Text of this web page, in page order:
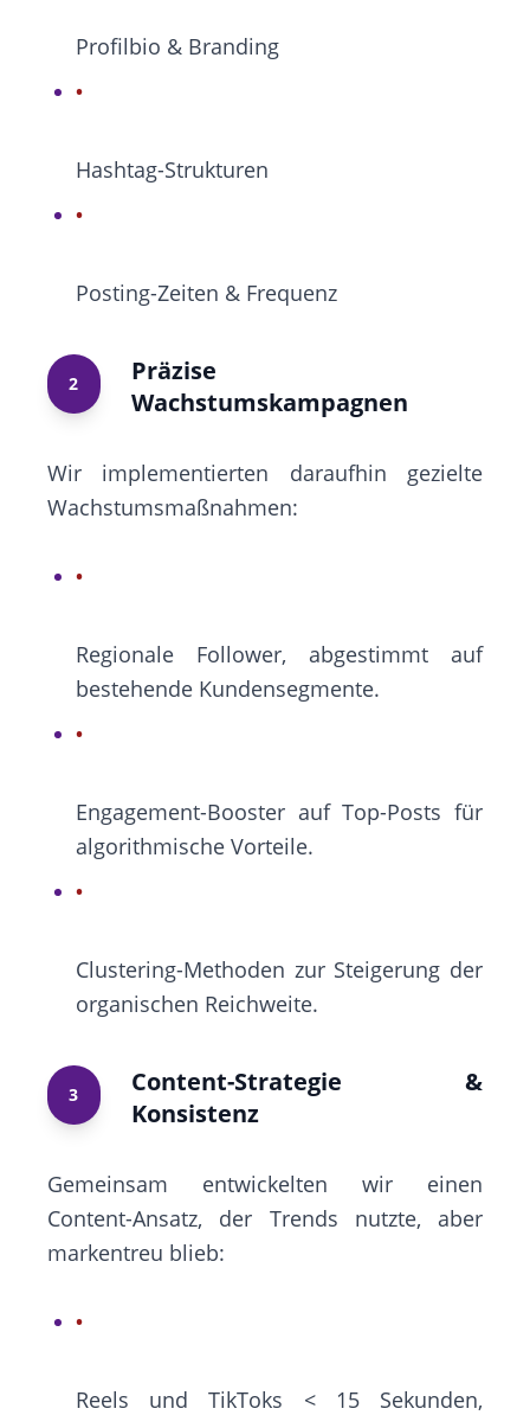
Profilbio & Branding
Hashtag-Strukturen
Posting-Zeiten & Frequenz
2
Präzise
Wachstumskampagnen
Wir implementierten daraufhin gezielte
Wachstumsmaßnahmen:
Regionale Follower, abgestimmt auf
bestehende Kundensegmente.
Engagement-Booster auf Top-Posts für
algorithmische Vorteile.
Clustering-Methoden zur Steigerung der
organischen Reichweite.
3
Content-Strategie &
Konsistenz
Gemeinsam entwickelten wir einen
Content-Ansatz, der Trends nutzte, aber
markentreu blieb:
Reels und TikToks < 15 Sekunden,